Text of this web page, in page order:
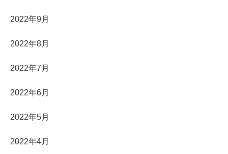
2022年9月
2022年8月
2022年7月
2022年6月
2022年5月
2022年4月